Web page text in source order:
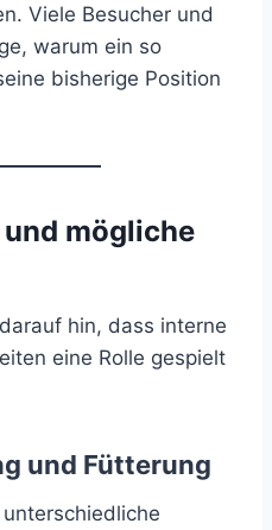
Viele Besucher und
warum ein so
bisherige Position
mögliche
hin, dass interne
eine Rolle gespielt
und Fütterung